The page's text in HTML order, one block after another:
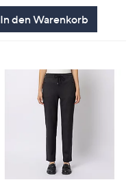
In den Warenkorb